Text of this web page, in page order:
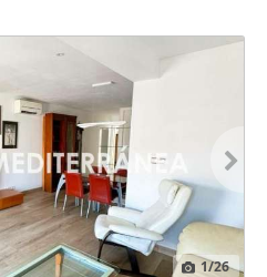
1/26